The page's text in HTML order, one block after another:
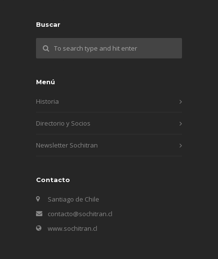
Buscar
Menú
Historia
Directorio y Socios
Newsletter Sochitran
Contacto
Santiago de Chile
contacto@sochitran.cl
www.sochitran.cl